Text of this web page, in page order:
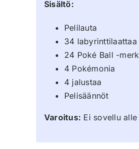
Sisältö:
Pelilauta
34 labyrinttilaattaa
24 Poké Ball -
4 Pokémonia
4 jalustaa
Pelisäännöt
Varoitus: Ei sovellu